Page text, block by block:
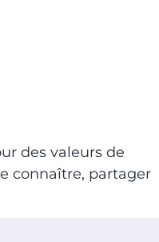
des valeurs de
connaître, partager